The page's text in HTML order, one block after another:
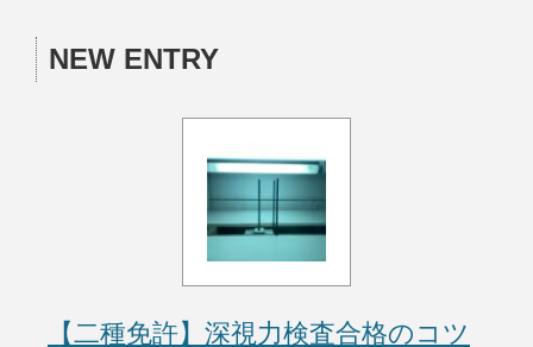
NEW ENTRY
【二種免許】深視力検査合格のコツ